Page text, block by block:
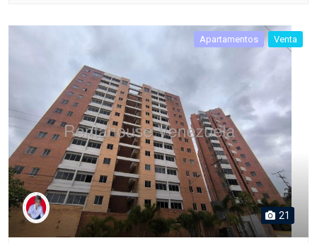
Apartamentos Venta
21